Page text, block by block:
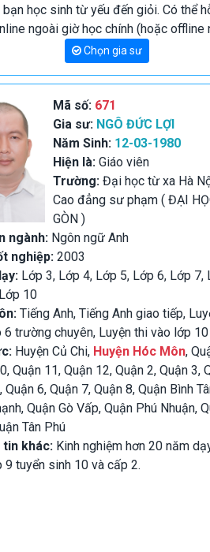
học sinh từ yếu đến giỏi. Có thể
ngoài giờ học chính (hoặc offline
Chọn gia sư
Mã số: 671
Gia sư: NGÔ ĐỨC LỢI
Năm Sinh: 12-03-1980
Hiện là:Giáo viên
Trường:Đại học từ xa Hà
Cao đẳng sư phạm ( ĐẠI
GÒN )
ngành: Ngôn ngữ Anh
nghiệp: 2003
Lớp 3, Lớp 4, Lớp 5, Lớp 6, Lớp 7,
10
Tiếng Anh, Tiếng Anh giao tiếp,
6 trường chuyên, Luyện thi vào lớp 10
Huyện Củ Chi, Huyện Hóc Môn,
Quận 11, Quận 12, Quận 2, Quận 3,
Quận 6, Quận 7, Quận 8, Quận Bình
Quận Gò Vấp, Quận Phú Nhuận,
Tân Phú
khác: Kinh nghiệm hơn 20 năm
9 tuyển sinh 10 và cấp 2.